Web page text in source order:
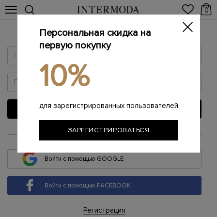
0
Войти
ВОЙТИ
или
Войти с помощью GOOGLE
Войти с помощью FACEBOOK
Регистрация
Персональная скидка на
первую покупку
10%
для зарегистрированных пользователей
ЗАРЕГИСТРИРОВАТЬСЯ